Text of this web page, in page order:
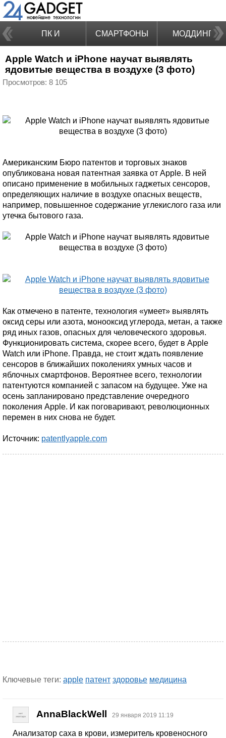
ПК И
НОУТБУКИ
СМАРТФОНЫ МОДДИНГ
Apple Watch и iPhone научат выявлять
ядовитые вещества в воздухе (3 фото)
Просмотров: 8 105
Американским Бюро патентов и торговых знаков
опубликована новая патентная заявка от Apple. В ней
описано применение в мобильных гаджетых сенсоров,
определяющих наличие в воздухе опасных веществ,
например, повышенное содержание углекислого газа или
утечка бытового газа.
Как отмечено в патенте, технология «умеет» выявлять
оксид серы или азота, монооксид углерода, метан, а также
ряд иных газов, опасных для человеческого здоровья.
Функционировать система, скорее всего, будет в Apple
Watch или iPhone. Правда, не стоит ждать появление
сенсоров в ближайших поколениях умных часов и
яблочных смартфонов. Вероятнее всего, технологии
патентуются компанией с запасом на будущее. Уже на
осень запланировано представление очередного
поколения Apple. И как поговаривают, революционных
перемен в них снова не будет.
Источник: patentlyapple.com
Ключевые теги: apple патент здоровье медицина
AnnaBlackWell 29 января 2019 11:19
Анализатор саха в крови, измеритель кровеносного